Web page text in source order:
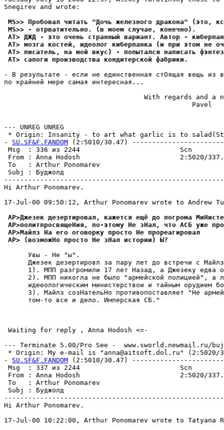
Snegirev and wrote:
MS>> Пробовал читать "Дочь железного дракона" (это,
MS>> - отpватительно. (в моем случае, конечно).
AT> ДЖД - это очень странный вариант. Автор -
AT> мозга костей, идеолог киберпанка (и при этом не
AT> писатель, на мой вкус) - попытался написать
AT> сапоги производства кондитерской фабрики.
- В результате - если не единственная стОящая вещь из
по крайней мере самая интересная...
With regards and a
                                               Pavel
--- UNREG UNREG
* Origin: Insanity - to art what garlic is to salad(St-
- SU.SF&F.FANDOM (2:5010/30.47)
Msg  : 336 из 2244
From : Anna Hodosh                         2:5020/
To   : Arthur Ponomarev
Subj :
Hi Arthur Ponomarev.
17-Jul-00 09:50:12, Arthur Ponomarev wrote to Andrew
AP>Джезек дезертировал, кажется ещё до погрома
AP>политпpосвящеHия, по-этомy Не зНал, что АСБ yже
AP>Майлз На его оговоpкy просто Не пpоpеагиpовал
AP> (возможНо просто Не зНал истории) Ы?
      Увы - Не "ы".
Джезек дезертировл за пару лет до встречи с
1). МПП разгромили 17 лет Назад, а Джезеку едва
2). МПП никогла не было "армейской полицией", а
идееологическим министерствои и тайным орудием
3). Майлз созНательНо противопоставляет "Не
      том-то все и дело. Имперская СБ."
Waiting for reply , Anna Hodosh <=-
--- Terminate 5.00/Pro See -  www.sworld.newmail.ru/
* Origin: My e-mail is "anna@aitsoft.dol.ru" (2:5020/
- SU.SF&F.FANDOM (2:5010/30.47)
Msg  : 337 из 2244
From : Anna Hodosh                         2:5020/
To   : Arthur Ponomarev
Subj :
Hi Arthur Ponomarev.
17-Jul-00 10:22:00, Arthur Ponomarev wrote to Tatyana